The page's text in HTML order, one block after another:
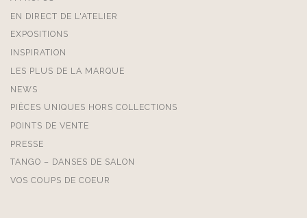
EN DIRECT DE L'ATELIER
EXPOSITIONS
INSPIRATION
LES PLUS DE LA MARQUE
NEWS
PIÈCES UNIQUES HORS COLLECTIONS
POINTS DE VENTE
PRESSE
TANGO – DANSES DE SALON
VOS COUPS DE COEUR